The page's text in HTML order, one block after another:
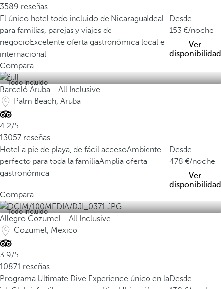
3589 reseñas
El único hotel todo incluido de Nicaragua Ideal
para familias, parejas y viajes de
negocioExcelente oferta gastronómica local e
internacional
Desde
153
/noche
Ver
disponibilidad
Compara
Todo incluido
Barceló Aruba - All Inclusive
Palm Beach, Aruba
4.2/5
13057 reseñas
Hotel a pie de playa, de fácil accesoAmbiente
perfecto para toda la familiaAmplia oferta
gastronómica
Desde
478
/noche
Ver
disponibilidad
Compara
Todo incluido
Allegro Cozumel - All Inclusive
Cozumel, Mexico
3.9/5
10871 reseñas
Programa Ultimate Dive Experience único en laDesde